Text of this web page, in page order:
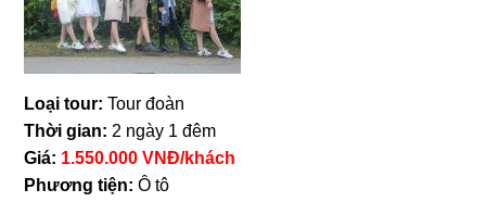
Loại tour: Tour đoàn
Thời gian: 2 ngày 1 đêm
Giá: 1.550.000 VNĐ/khách
Phương tiện:Ô tô